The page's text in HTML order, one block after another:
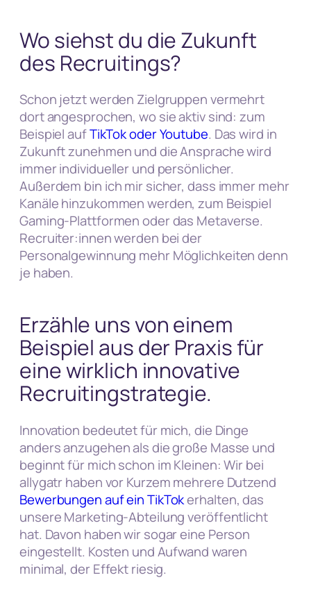
Wo siehst du die Zukunft
des Recruitings?
Schon jetzt werden Zielgruppen vermehrt
dort angesprochen, wo sie aktiv sind: zum
Beispiel aufTikTok oder Youtube. Das wird in
Zukunft zunehmen und die Ansprache wird
immer individueller und persönlicher.
Außerdem bin ich mir sicher, dass immer mehr
Kanäle hinzukommen werden, zum Beispiel
Gaming-Plattformen oder das Metaverse.
Recruiter:innen werden bei der
Personalgewinnung mehr Möglichkeiten denn
je haben.
Erzähle uns von einem
Beispiel aus der Praxis für
eine wirklich innovative
Recruitingstrategie.
Innovation bedeutet für mich, die Dinge
anders anzugehen als die große Masse und
beginnt für mich schon im Kleinen: Wir bei
allygatr haben vor Kurzem mehrere Dutzend
Bewerbungen auf ein TikTokerhalten, das
unsere Marketing-Abteilung veröffentlicht
hat. Davon haben wir sogar eine Person
eingestellt. Kosten und Aufwand waren
minimal, der Effekt riesig.